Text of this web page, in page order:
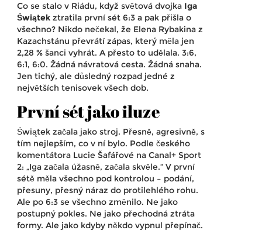
Co se stalo v Riádu, když světová dvojka Iga
Świątek ztratila první sét 6:3 a pak přišla o
všechno? Nikdo nečekal, že Elena Rybakina z
Kazachstánu převrátí zápas, který měla jen
2,28 % šanci vyhrát. A přesto to udělala. 3:6,
6:1, 6:0. Žádná návratová cesta. Žádná snaha.
Jen tichý, ale důsledný rozpad jedné z
největších tenisovek všech dob.
První sét jako iluze
Świątek začala jako stroj. Přesně, agresivně, s
tím nejlepším, co v ní bylo. Podle českého
komentátora Lucie Šafářové na Canal+ Sport
2: „Iga začala úžasně, začala skvěle.“ V první
sétě měla všechno pod kontrolou – podání,
přesuny, přesný náraz do protilehlého rohu.
Ale po 6:3 se všechno změnilo. Ne jako
postupný pokles. Ne jako přechodná ztráta
formy. Ale jako kdyby někdo vypnul přepínač.